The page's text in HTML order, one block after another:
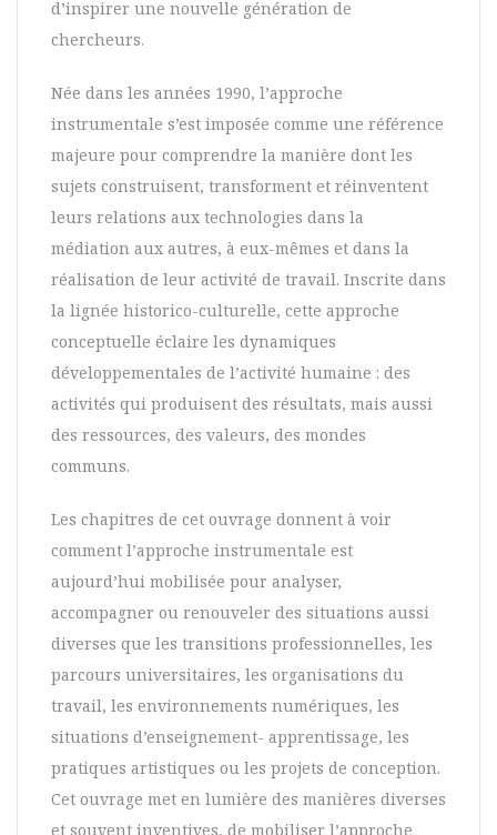
d’inspirer une nouvelle génération de
chercheurs.
Née dans les années 1990, l’approche
instrumentale s’est imposée comme une référence
majeure pour comprendre la manière dont les
sujets construisent, transforment et réinventent
leurs relations aux technologies dans la
médiation aux autres, à eux-mêmes et dans la
réalisation de leur activité de travail. Inscrite dans
la lignée historico-culturelle, cette approche
conceptuelle éclaire les dynamiques
développementales de l’activité humaine : des
activités qui produisent des résultats, mais aussi
des ressources, des valeurs, des mondes
communs.
Les chapitres de cet ouvrage donnent à voir
comment l’approche instrumentale est
aujourd’hui mobilisée pour analyser,
accompagner ou renouveler des situations aussi
diverses que les transitions professionnelles, les
parcours universitaires, les organisations du
travail, les environnements numériques, les
situations d’enseignement- apprentissage, les
pratiques artistiques ou les projets de conception.
Cet ouvrage met en lumière des manières diverses
et souvent inventives, de mobiliser l’approche